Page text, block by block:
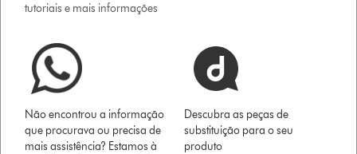
tutoriais e mais informações
Não encontrou a informação
que procurava ou precisa de
mais assistência? Estamos à
Descubra as peças de
substituição para o seu
produto